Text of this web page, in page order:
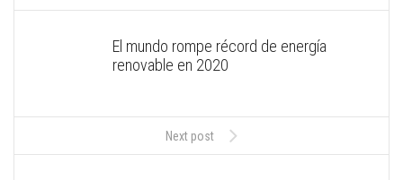
El mundo rompe récord de energía
renovable en 2020
Next post